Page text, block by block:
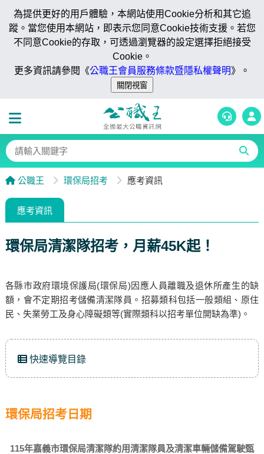
為提供更好的用戶體驗，本網站使用Cookie分析和其它追
蹤。當您使用本網站，即表示您同意Cookie技術支援。若您
不同意Cookie的存取，可透過瀏覽器的設定選擇拒絕接受
Cookie。
更多資訊請參閱《公職王會員服務條款暨隱私權聲明》。
公職王 環保局招考 應考資訊
應考資訊
環保局清潔隊招考，月薪45K起！
各縣市政府環境保護局(環保局)因應人員離職及退休所產生的缺
額，會不定期招考儲備清潔隊員。招募類科包括一般類組、原住
民、失業勞工及身心障礙類等(實際類科以招考單位開缺為準)。
快速導覽目錄
環保局招考日期
115年嘉義市環保局清潔隊約用清潔隊員及清潔車輛儲備駕駛甄